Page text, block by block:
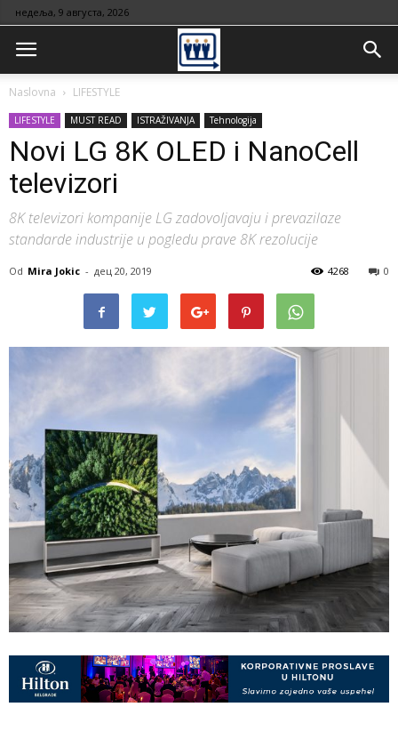
недеља, 9 августа, 2026
Naslovna LIFESTYLE
LIFESTYLE MUST READ ISTRAŽIVANJA Tehnologija
Novi LG 8K OLED i NanoCell
televizori
8K televizori kompanije LG zadovoljavaju i prevazilaze
standarde industrije u pogledu prave 8K rezolucije
Od Mira Jokic - дец 20, 2019 0
4268